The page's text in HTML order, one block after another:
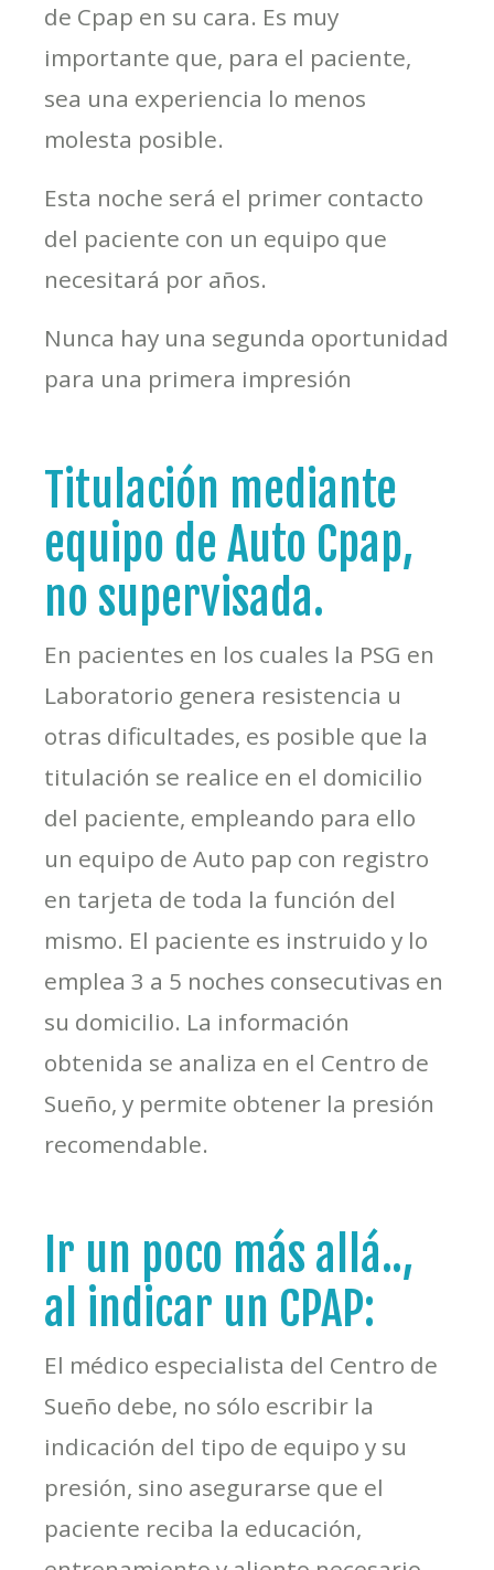
de Cpap en su cara. Es muy
importante que, para el paciente,
sea una experiencia lo menos
molesta posible.
Esta noche será el primer contacto
del paciente con un equipo que
necesitará por años.
Nunca hay una segunda oportunidad
para una primera impresión
Titulación mediante
equipo de Auto Cpap,
no supervisada.
En pacientes en los cuales la PSG en
Laboratorio genera resistencia u
otras dificultades, es posible que la
titulación se realice en el domicilio
del paciente, empleando para ello
un equipo de Auto pap con registro
en tarjeta de toda la función del
mismo. El paciente es instruido y lo
emplea 3 a 5 noches consecutivas en
su domicilio. La información
obtenida se analiza en el Centro de
Sueño, y permite obtener la presión
recomendable.
Ir un poco más allá..,
al indicar un CPAP:
El médico especialista del Centro de
Sueño debe, no sólo escribir la
indicación del tipo de equipo y su
presión, sino asegurarse que el
paciente reciba la educación,